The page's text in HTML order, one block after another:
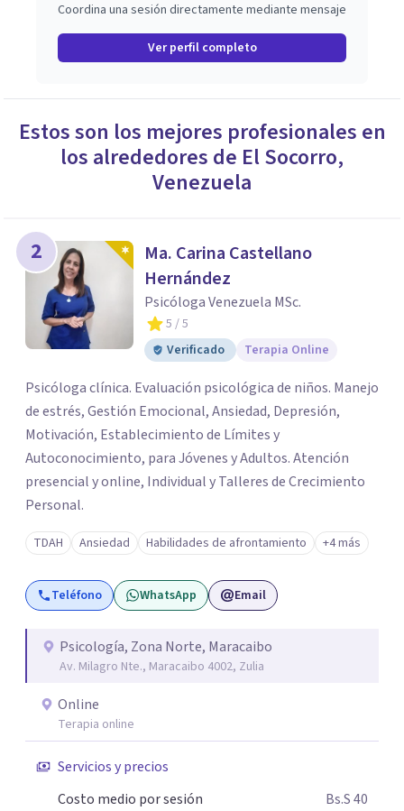
Coordina una sesión directamente mediante mensaje
Ver perfil completo
Estos son los mejores profesionales en
los alrededores de El Socorro,
Venezuela
2
Ma. Carina Castellano
Hernández
Psicóloga Venezuela MSc.
5 / 5
Verificado
Terapia Online
Psicóloga clínica. Evaluación psicológica de niños. Manejo
de estrés, Gestión Emocional, Ansiedad, Depresión,
Motivación, Establecimiento de Límites y
Autoconocimiento, para Jóvenes y Adultos. Atención
presencial y online, Individual y Talleres de Crecimiento
Personal.
TDAH Ansiedad Habilidades de afrontamiento +4 más
Teléfono WhatsApp Email
Psicología, Zona Norte, Maracaibo
Av. Milagro Nte., Maracaibo 4002, Zulia
Online
Terapia online
Servicios y precios
Costo medio por sesión
Bs.S 40